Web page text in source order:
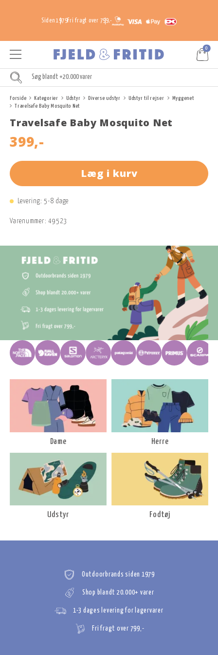
Siden 1979Fri fragt over 799,-
0
Forside Kategorier Udstyr Diverse udstyr Udstyr til rejser
Myggenet
Travelsafe Baby Mosquito Net
Travelsafe Baby Mosquito Net
399,-
Læg i kurv
Levering: 5-8 dage
Varenummer: 49523
Dame Herre
Udstyr Fodtøj
Outdoorbrands siden 1979
Shop blandt 20.000+ varer
1-3 dages levering for lagervarer
Fri fragt over 799,-